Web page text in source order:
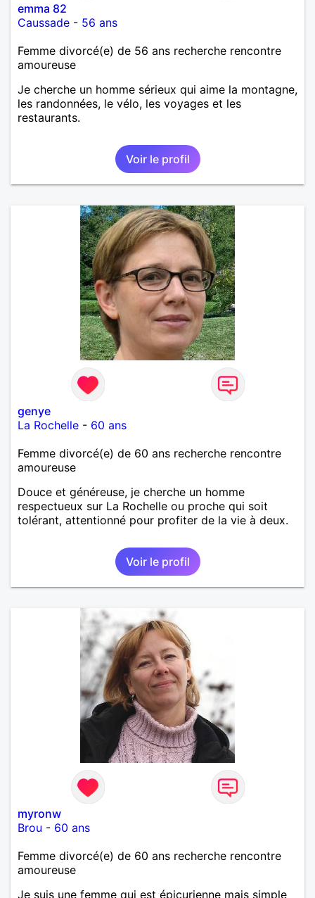
emma 82
Caussade - 56 ans
Femme divorcé(e) de 56 ans recherche rencontre
amoureuse
Je cherche un homme sérieux qui aime la montagne,
les randonnées, le vélo, les voyages et les
restaurants.
Voir le profil
genye
La Rochelle - 60 ans
Femme divorcé(e) de 60 ans recherche rencontre
amoureuse
Douce et généreuse, je cherche un homme
respectueux sur La Rochelle ou proche qui soit
tolérant, attentionné pour profiter de la vie à deux.
Voir le profil
myronw
Brou - 60 ans
Femme divorcé(e) de 60 ans recherche rencontre
amoureuse
Je suis une femme qui est épicurienne mais simple